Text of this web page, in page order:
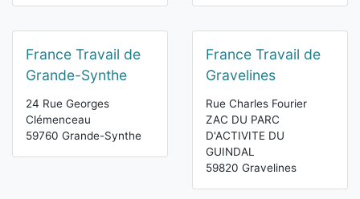
France Travail de
Grande-Synthe
24 Rue Georges
Clémenceau
59760 Grande-Synthe
France Travail de
Gravelines
Rue Charles Fourier
ZAC DU PARC
D'ACTIVITE DU
GUINDAL
59820 Gravelines